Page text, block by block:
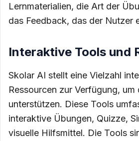
Lernmaterialien, die Art der
das Feedback, das der Nutzer
Interaktive Tools und
Skolar AI stellt eine Vielzahl
Ressourcen zur Verfügung, um
unterstützen. Diese Tools
interaktive Übungen, Quizze,
visuelle Hilfsmittel. Die Tools